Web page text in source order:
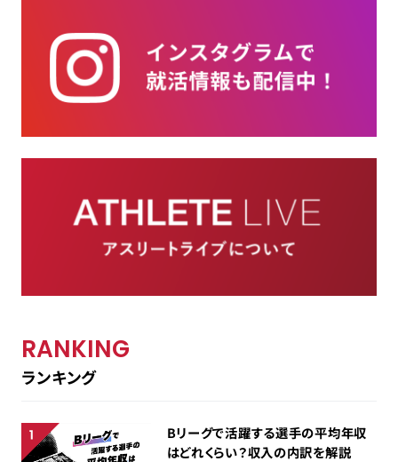
RANKING
ランキング
Bリーグで活躍する選手の平均年収
はどれくらい？収入の内訳を解説